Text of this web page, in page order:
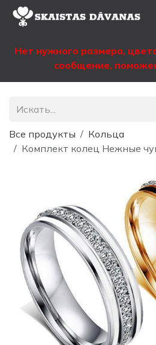
Перейти к содержимому
Нет нужного размера,
сообщение,
Все продукты
Кольца
Комплект колец Нежные